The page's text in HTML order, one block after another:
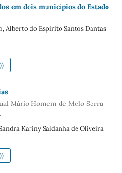
em dois municípios do Estado
Alberto do Espirito Santos Dantas
Mário Homem de Melo Serra
Kariny Saldanha de Oliveira